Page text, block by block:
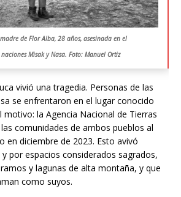
de Flor Alba, 28 años, asesinada en el
Misak y Nasa. Foto: Manuel Ortiz
vivió una tragedia. Personas de las
se enfrentaron en el lugar conocido
motivo: la Agencia Nacional de Tierras
comunidades de ambos pueblos al
en diciembre de 2023. Esto avivó
por espacios considerados sagrados,
y lagunas de alta montaña, y que
como suyos.